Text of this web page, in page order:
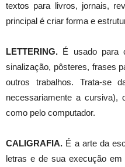
textos para livros, jornais,
principal é criar forma e
LETTERING. É usado para
sinalização, pôsteres, frases
outros trabalhos. Trata-se
necessariamente a
como pelo computador.
CALIGRAFIA. É a arte da
letras e de sua execução